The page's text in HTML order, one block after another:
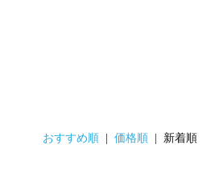
おすすめ順 |価格順 | 新着順